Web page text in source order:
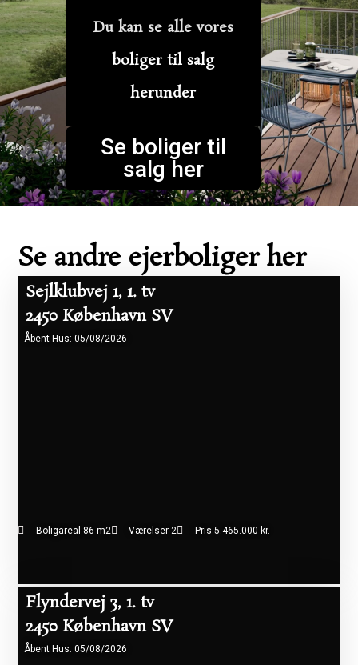
Du kan se alle vores
boliger til salg
herunder
Se boliger til
salg her
Se andre ejerboliger her
Åbent Hus: 05/08/2026
Sejlklubvej 1, 1. tv
2450 København SV
Boligareal 86 m2 Værelser 2 Pris 5.465.000 kr.
Åbent Hus: 05/08/2026
Flyndervej 3, 1. tv
2450 København SV